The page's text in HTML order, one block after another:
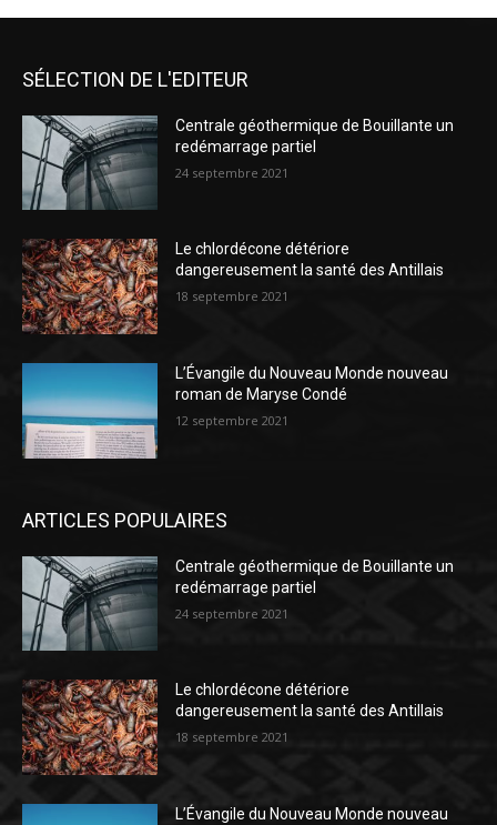
SÉLECTION DE L'EDITEUR
Centrale géothermique de Bouillante un
redémarrage partiel
24 septembre 2021
Le chlordécone détériore
dangereusement la santé des Antillais
18 septembre 2021
L’Évangile du Nouveau Monde nouveau
roman de Maryse Condé
12 septembre 2021
ARTICLES POPULAIRES
Centrale géothermique de Bouillante un
redémarrage partiel
24 septembre 2021
Le chlordécone détériore
dangereusement la santé des Antillais
18 septembre 2021
L’Évangile du Nouveau Monde nouveau